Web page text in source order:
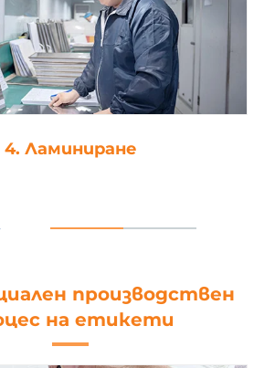
4. Ламиниране
производствен
на етикети